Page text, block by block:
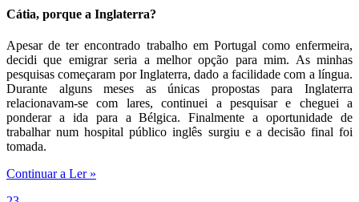
Cátia, porque a Inglaterra?
Apesar de ter encontrado trabalho em Portugal como enfermeira,
decidi que emigrar seria a melhor opção para mim. As minhas
pesquisas começaram por Inglaterra, dado a facilidade com a língua.
Durante alguns meses as únicas propostas para Inglaterra
relacionavam-se com lares, continuei a pesquisar e cheguei a
ponderar a ida para a Bélgica. Finalmente a oportunidade de
trabalhar num hospital público inglês surgiu e a decisão final foi
tomada.
Continuar a Ler »